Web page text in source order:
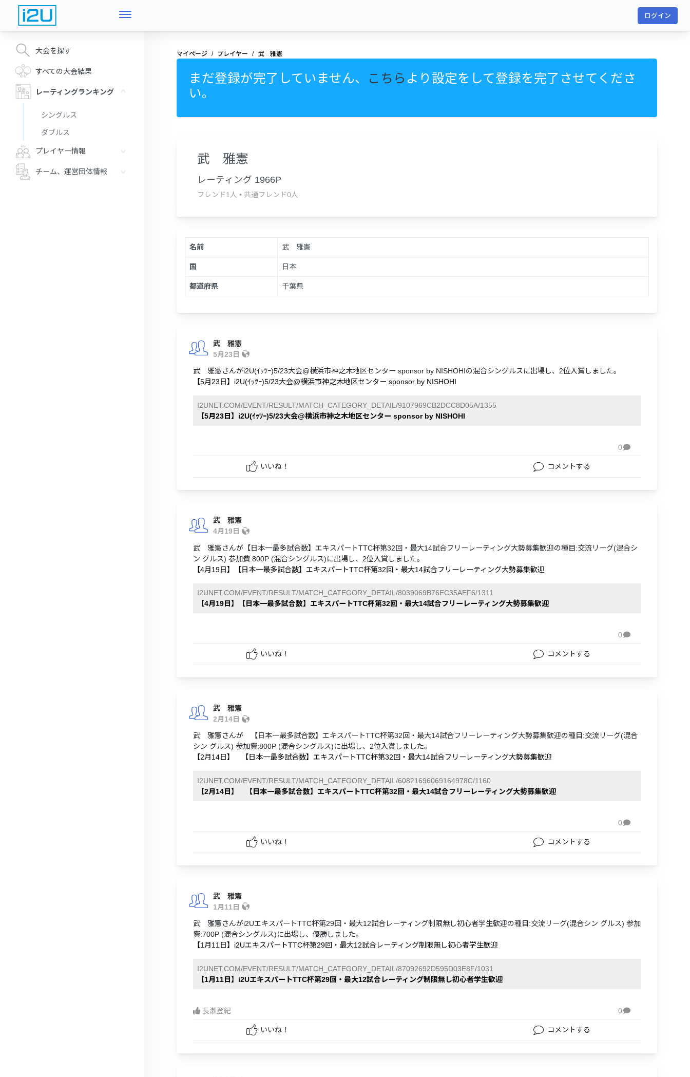
ログイン
大会を探す
すべての大会結果
レーティングランキング
シングルス
ダブルス
プレイヤー情報
チーム、運営団体情報
マイページ プレイヤー 武 雅憲
まだ登録が完了していません、 こちら より設定をして登録を完了させてくださ
い。
武 雅憲
レーティング 1966P
フレンド1人 • 共通フレンド0人
名前 武 雅憲
国 日本
都道府県 千葉県
武 雅憲
5月23日
武 雅憲さんがi2U(ｲｯﾂｰ)5/23大会@横浜市神之木地区センター sponsor by NISHOHIの混合シングルスに出場し、2位入賞しました。
【5月23日】i2U(ｲｯﾂｰ)5/23大会@横浜市神之木地区センター sponsor by NISHOHI
I2UNET.COM/EVENT/RESULT/MATCH_CATEGORY_DETAIL/9107969CB2DCC8D05A/1355
【5月23日】i2U(ｲｯﾂｰ)5/23大会@横浜市神之木地区センター sponsor by NISHOHI
0
いいね！ コメントする
武 雅憲
4月19日
武 雅憲さんが【日本一最多試合数】エキスパートTTC杯第32回・最大14試合フリーレーティング大勢募集歓迎の種目:交流リーグ(混合シ
ン グルス) 参加費:800P (混合シングルス)に出場し、2位入賞しました。
【4月19日】【日本一最多試合数】エキスパートTTC杯第32回・最大14試合フリーレーティング大勢募集歓迎
I2UNET.COM/EVENT/RESULT/MATCH_CATEGORY_DETAIL/8039069B76EC35AEF6/1311
【4月19日】【日本一最多試合数】エキスパートTTC杯第32回・最大14試合フリーレーティング大勢募集歓迎
0
いいね！ コメントする
武 雅憲
2月14日
武 雅憲さんが 【日本一最多試合数】エキスパートTTC杯第32回・最大14試合フリーレーティング大勢募集歓迎の種目:交流リーグ(混合
シン グルス) 参加費:800P (混合シングルス)に出場し、2位入賞しました。
【2月14日】 【日本一最多試合数】エキスパートTTC杯第32回・最大14試合フリーレーティング大勢募集歓迎
I2UNET.COM/EVENT/RESULT/MATCH_CATEGORY_DETAIL/60821696069164978C/1160
【2月14日】 【日本一最多試合数】エキスパートTTC杯第32回・最大14試合フリーレーティング大勢募集歓迎
0
いいね！ コメントする
武 雅憲
1月11日
武 雅憲さんがi2UエキスパートTTC杯第29回・最大12試合レーティング制限無し初心者学生歓迎の種目:交流リーグ(混合シン グルス) 参加
費:700P (混合シングルス)に出場し、優勝しました。
【1月11日】i2UエキスパートTTC杯第29回・最大12試合レーティング制限無し初心者学生歓迎
I2UNET.COM/EVENT/RESULT/MATCH_CATEGORY_DETAIL/87092692D595D03E8F/1031
【1月11日】i2UエキスパートTTC杯第29回・最大12試合レーティング制限無し初心者学生歓迎
長瀬登紀 0
いいね！ コメントする